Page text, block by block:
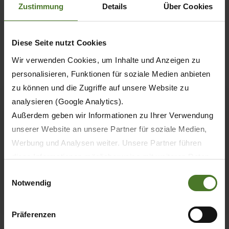
Zustimmung Details Über Cookies
Diese Seite nutzt Cookies
Wir verwenden Cookies, um Inhalte und Anzeigen zu
personalisieren, Funktionen für soziale Medien anbieten
zu können und die Zugriffe auf unsere Website zu
analysieren (Google Analytics).
Außerdem geben wir Informationen zu Ihrer Verwendung
unserer Website an unsere Partner für soziale Medien,
Werbung und Analysen weiter. Unsere Partner führen
sie im Rahmen Ihrer Nutzung der Dienste gesammelt
Wir setzen im Rahmen des Trackings auch Dienstleister
Notwendig
Präferenzen
KRONE excellent Parts S rozhodnutím pro originální
náhradní díly KRONE excellent se současně
výrobce Vašeho stroje, spolehlivý servis a rychlé
dodávky…
17.VariPack Pro